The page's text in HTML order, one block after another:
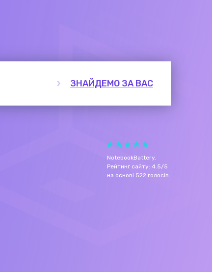
ЗНАЙДЕМО ЗА ВАС
NotebookBattery.
Рейтинг сайту: 4.5/5
на основі 522 голосів.